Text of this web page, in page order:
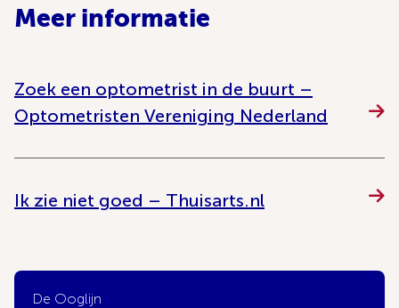
Meer informatie
Zoek een optometrist in de buurt –
Optometristen Vereniging Nederland
Ik zie niet goed – Thuisarts.nl
De Ooglijn